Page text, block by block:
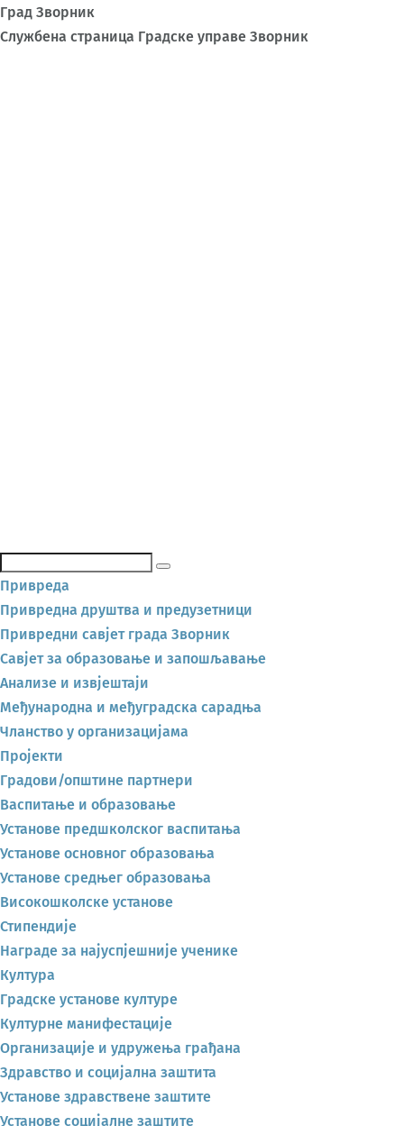
Град Зворник
Службена страница Градске управе Зворник
Претражи
Привреда
Привредна друштва и предузетници
Привредни савјет града Зворник
Савјет за образовање и запошљавање
Анализе и извјештаји
Међународна и међуградска сарадња
Чланство у организацијама
Пројекти
Градови/општине партнери
Васпитање и образовање
Установе предшколског васпитања
Установе основног образовања
Установе средњег образовања
Високошколске установе
Стипендије
Награде за најуспјешније ученике
Култура
Градске установе културе
Културне манифестације
Организације и удружења грађана
Здравство и социјална заштита
Установе здравствене заштите
Установе социјалне заштите